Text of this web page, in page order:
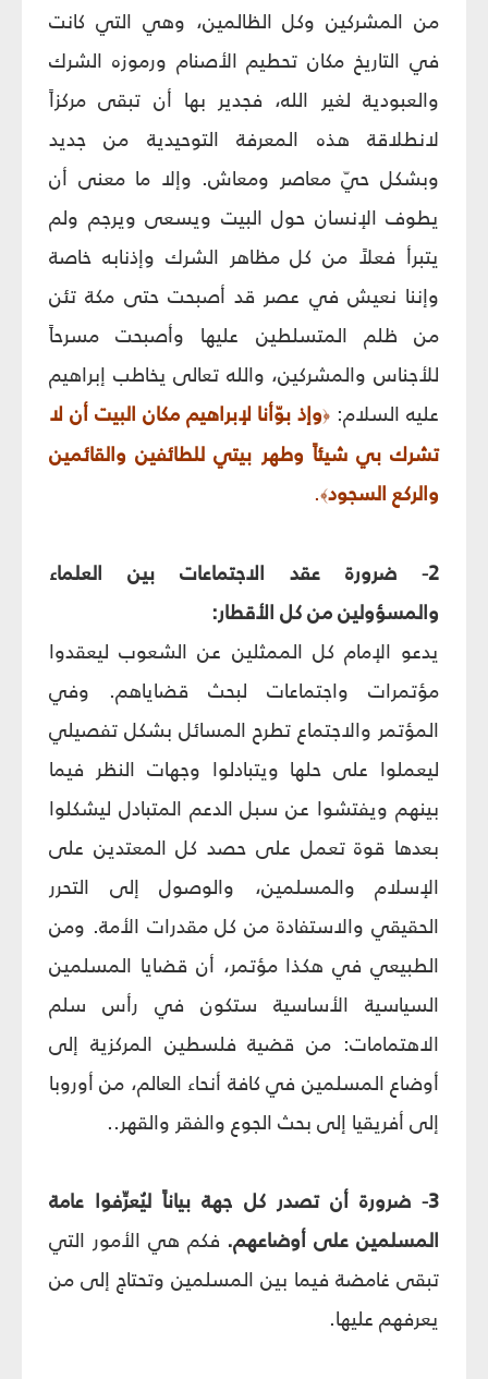
من المشركين وكل الظالمين، وهي التي كانت
في التاريخ مكان تحطيم الأصنام ورموزه الشرك
والعبودية لغير الله، فجدير بها أن تبقى مركزاً
لانطلاقة هذه المعرفة التوحيدية من جديد
وبشكل حيّ معاصر ومعاش. وإلا ما معنى أن
يطوف الإنسان حول البيت ويسعى ويرجم ولم
يتبرأ فعلاً من كل مظاهر الشرك وإذنابه خاصة
وإننا نعيش في عصر قد أصبحت حتى مكة تئن
من ظلم المتسلطين عليها وأصبحت مسرحاً
للأجناس والمشركين، والله تعالى يخاطب إبراهيم
عليه السلام: ﴿وإذ بوّأنا لإبراهيم مكان البيت أن لا
تشرك بي شيئاً وطهر بيتي للطائفين والقائمين
والركع السجود﴾.
2- ضرورة عقد الاجتماعات بين العلماء
والمسؤولين من كل الأقطار:
يدعو الإمام كل الممثلين عن الشعوب ليعقدوا
مؤتمرات واجتماعات لبحث قضاياهم. وفي
المؤتمر والاجتماع تطرح المسائل بشكل تفصيلي
ليعملوا على حلها ويتبادلوا وجهات النظر فيما
بينهم ويفتشوا عن سبل الدعم المتبادل ليشكلوا
بعدها قوة تعمل على حصد كل المعتدين على
الإسلام والمسلمين، والوصول إلى التحرر
الحقيقي والاستفادة من كل مقدرات الأمة. ومن
الطبيعي في هكذا مؤتمر، أن قضايا المسلمين
السياسية الأساسية ستكون في رأس سلم
الاهتمامات: من قضية فلسطين المركزية إلى
أوضاع المسلمين في كافة أنحاء العالم، من أوروبا
إلى أفريقيا إلى بحث الجوع والفقر والقهر..
3- ضرورة أن تصدر كل جهة بياناً ليُعرِّفوا عامة
المسلمين على أوضاعهم. فكم هي الأمور التي
تبقى غامضة فيما بين المسلمين وتحتاج إلى من
يعرفهم عليها.